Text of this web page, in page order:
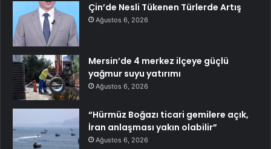
Çin’de Nesli Tükenen Türlerde Artış
Ağustos 6, 2026
Mersin’de 4 merkez ilçeye güçlü
yağmur suyu yatırımı
Ağustos 6, 2026
“Hürmüz Boğazı ticari gemilere açık,
İran anlaşması yakın olabilir”
Ağustos 6, 2026